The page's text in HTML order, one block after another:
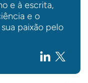
e à escrita,
e o
paixão pelo